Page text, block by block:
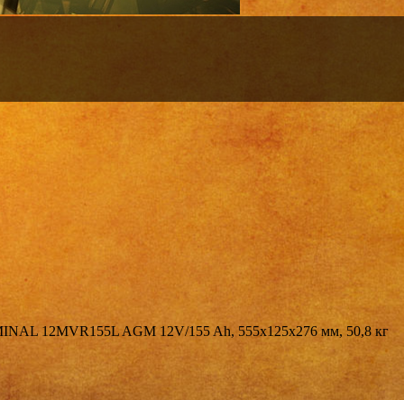
12MVR155L AGM 12V/155 Ah, 555x125x276 мм, 50,8 кг